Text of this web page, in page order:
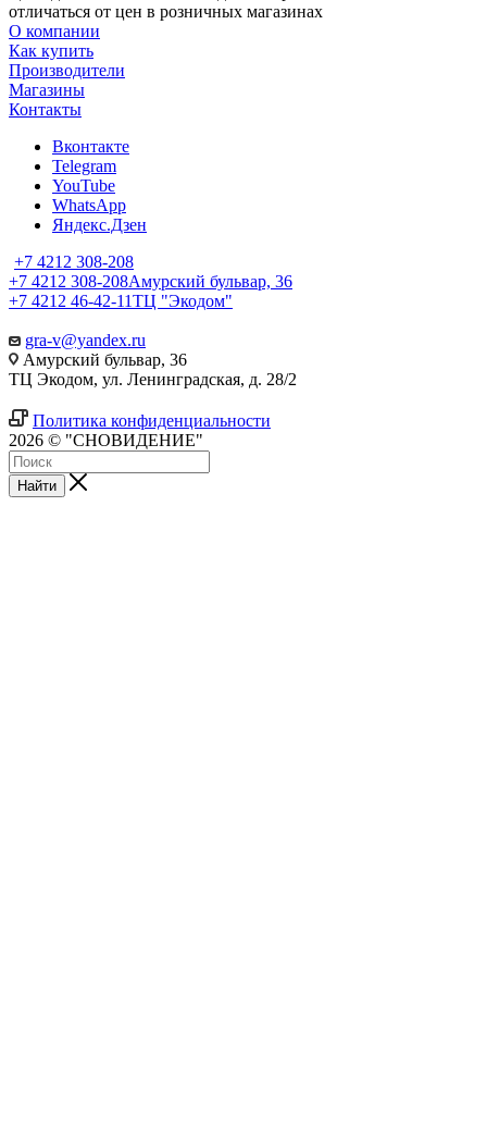
отличаться от цен в розничных магазинах
О компании
Как купить
Производители
Магазины
Контакты
Вконтакте
Telegram
YouTube
WhatsApp
Яндекс.Дзен
+7 4212 308-208
+7 4212 308-208Амурский бульвар, 36
+7 4212 46-42-11ТЦ "Экодом"
gra-v@yandex.ru
Амурский бульвар, 36
ТЦ Экодом, ул. Ленинградская, д. 28/2
Политика конфиденциальности
2026 © "СНОВИДЕНИЕ"
Найти